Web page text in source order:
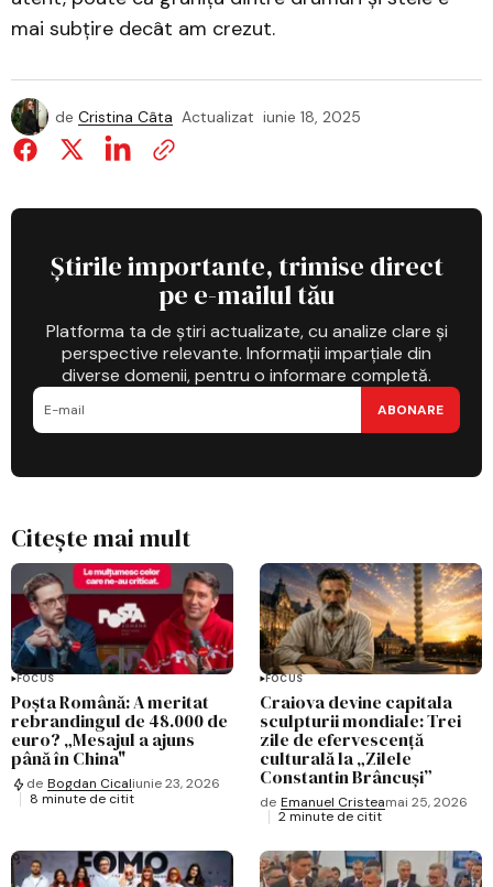
mai subțire decât am crezut.
de Cristina Câta Actualizat iunie 18, 2025
Știrile importante, trimise direct
pe e-mailul tău
Platforma ta de știri actualizate, cu analize clare și
perspective relevante. Informații imparțiale din
diverse domenii, pentru o informare completă.
ABONARE
Citește mai mult
FOCUS
Poșta Română: A meritat
rebrandingul de 48.000 de
euro? „Mesajul a ajuns
până în China"
de Bogdan Cicaliunie 23, 2026
8 minute de citit
FOCUS
Craiova devine capitala
sculpturii mondiale: Trei
zile de efervescență
culturală la „Zilele
Constantin Brâncuși”
de Emanuel Cristeamai 25, 2026
2 minute de citit